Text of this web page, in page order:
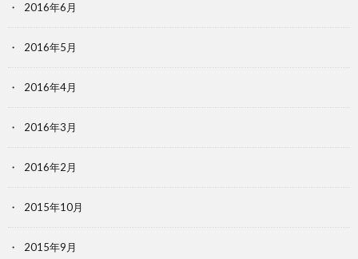
2016年6月
2016年5月
2016年4月
2016年3月
2016年2月
2015年10月
2015年9月